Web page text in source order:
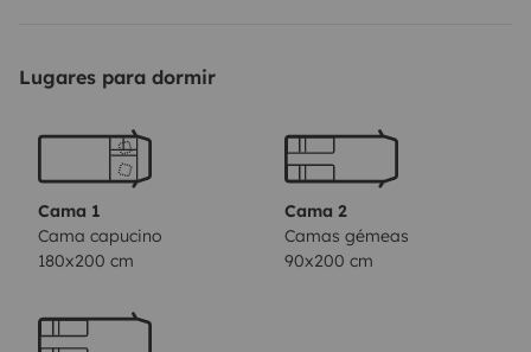
Lugares para dormir
Cama 1
Cama capucino
180x200 cm
Cama 2
Camas gémeas
90x200 cm